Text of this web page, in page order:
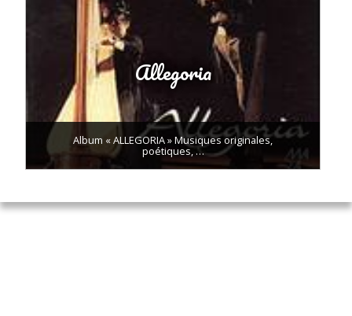
Allegoria
Album « ALLEGORIA » Musiques originales,
poétiques, …